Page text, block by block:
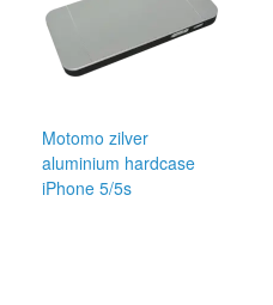
Motomo zilver
aluminium hardcase
iPhone 5/5s